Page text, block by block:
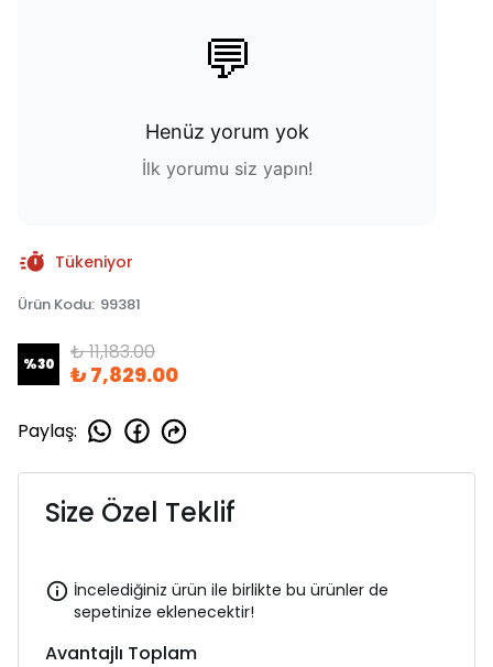
💬
Henüz yorum yok
İlk yorumu siz yapın!
Tükeniyor
Ürün Kodu: 99381
%30 ₺ 11,183.00
₺ 7,829.00
Paylaş:
Size Özel Teklif
İncelediğiniz ürün ile birlikte bu ürünler de
sepetinize eklenecektir!
Avantajlı Toplam